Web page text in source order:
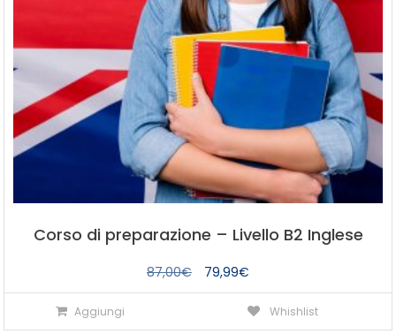
Corso di preparazione – Livello B2 Inglese
87,00€
Il
prezzo
originale
79,99€
prezzo
attuale
Aggiungi Whishlist